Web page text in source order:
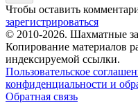
Чтобы оставить
зарегистрироваться
© 2010-2026. Шахматные
Копирование материалов
индексируемой ссылки.
Пользовательское
конфиденциальности и
Обратная связь